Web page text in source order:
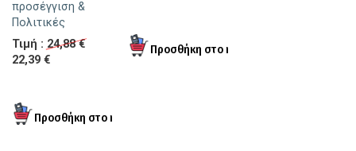
προσέγγιση &
Πολιτικές
Τιμή : 24,88 €
22,39 €